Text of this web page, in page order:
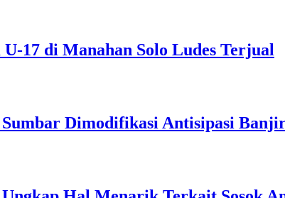
17 di Manahan Solo Ludes Terjual
Dimodifikasi Antisipasi